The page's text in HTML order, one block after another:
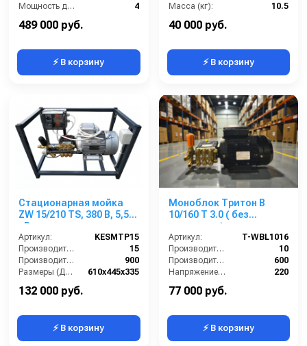
Мощность двигателя (кВт):
4
489 000 руб.
⚡ В корзину
Масса (кг):
10.5
40 000 руб.
⚡ В корзину
Стационарная мойка
ZW 15/210 TS, 380 В, 5,5
кВт на раме
Артикул:
KESMTP15
Производительность (л/мин):
15
Производительность (л/ч):
900
Размеры (ДхШхВ):
610x445x335
132 000 руб.
⚡ В корзину
Моноблок Тритон B
10/160 T 3.0 ( без
электрики)
Артикул:
T-WBL1016
Производительность (л/мин):
10
Производительность (л/ч):
600
Напряжение (В):
220
77 000 руб.
⚡ В корзину